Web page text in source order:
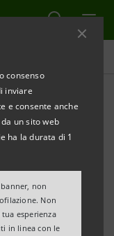
consenso
inviare
e consente anche
un sito web
ha la durata di 1
non
Non
esperienza
in linea con le
in
filiale